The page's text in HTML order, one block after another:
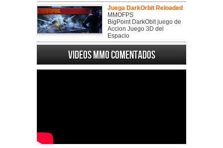
Juega DarkOrbit Reloaded
MMOFPS
BigPoint DarkObit juego de
Accion Juego 3D del
Espacio
Videos MMO Comentados